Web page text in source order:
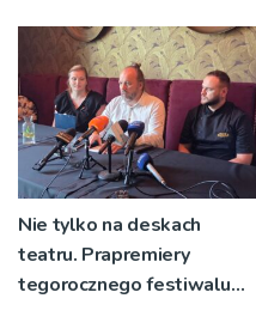
Nie tylko na deskach
teatru. Prapremiery
tegorocznego festiwalu